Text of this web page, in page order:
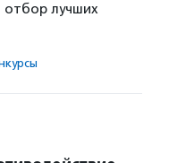
отбор лучших